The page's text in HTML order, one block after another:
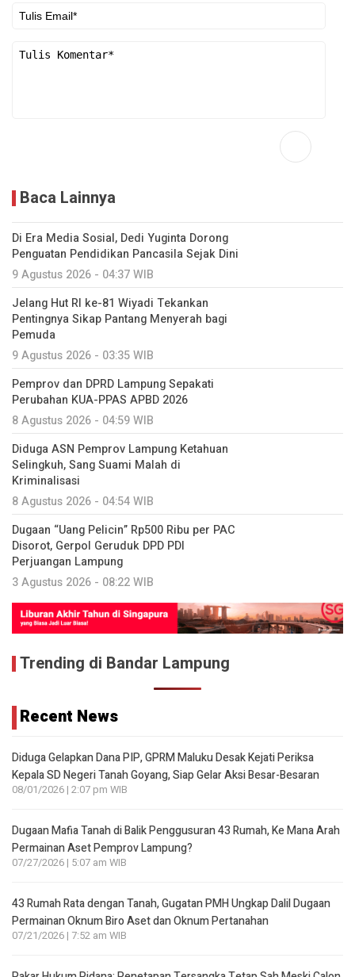
Baca Lainnya
Di Era Media Sosial, Dedi Yuginta Dorong
Penguatan Pendidikan Pancasila Sejak Dini
9 Agustus 2026 - 04:37 WIB
Jelang Hut RI ke-81 Wiyadi Tekankan
Pentingnya Sikap Pantang Menyerah bagi
Pemuda
9 Agustus 2026 - 03:35 WIB
Pemprov dan DPRD Lampung Sepakati
Perubahan KUA-PPAS APBD 2026
8 Agustus 2026 - 04:59 WIB
Diduga ASN Pemprov Lampung Ketahuan
Selingkuh, Sang Suami Malah di
Kriminalisasi
8 Agustus 2026 - 04:54 WIB
Dugaan “Uang Pelicin” Rp500 Ribu per PAC
Disorot, Gerpol Geruduk DPD PDI
Perjuangan Lampung
3 Agustus 2026 - 08:22 WIB
Trending di Bandar Lampung
Recent News
Diduga Gelapkan Dana PIP, GPRM Maluku Desak Kejati Periksa
Kepala SD Negeri Tanah Goyang, Siap Gelar Aksi Besar-Besaran
08/01/2026 | 2:07 pm WIB
Dugaan Mafia Tanah di Balik Penggusuran 43 Rumah, Ke Mana Arah
Permainan Aset Pemprov Lampung?
07/27/2026 | 5:07 am WIB
43 Rumah Rata dengan Tanah, Gugatan PMH Ungkap Dalil Dugaan
Permainan Oknum Biro Aset dan Oknum Pertanahan
07/21/2026 | 7:52 am WIB